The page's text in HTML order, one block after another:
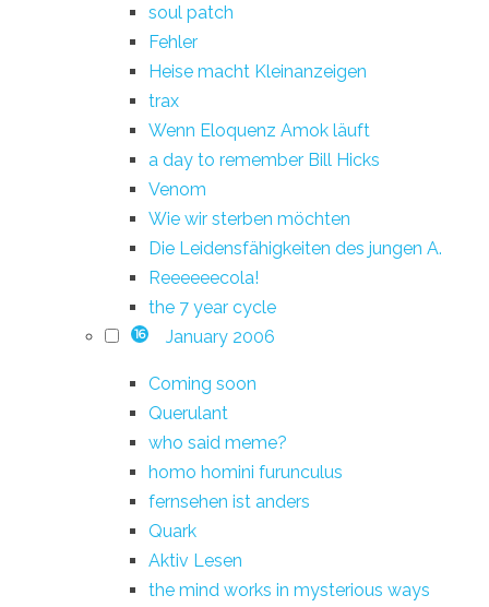
soul patch
Fehler
Heise macht Kleinanzeigen
trax
Wenn Eloquenz Amok läuft
a day to remember Bill Hicks
Venom
Wie wir sterben möchten
Die Leidensfähigkeiten des jungen A.
Reeeeeecola!
the 7 year cycle
16 January 2006
Coming soon
Querulant
who said meme?
homo homini furunculus
fernsehen ist anders
Quark
Aktiv Lesen
the mind works in mysterious ways